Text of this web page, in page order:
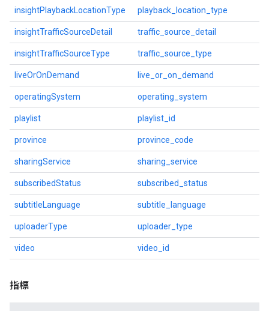
insightPlaybackLocationType playback_location_type
insightTrafficSourceDetail traffic_source_detail
insightTrafficSourceType traffic_source_type
liveOrOnDemand live_or_on_demand
operatingSystem operating_system
playlist playlist_id
province province_code
sharingService sharing_service
subscribedStatus subscribed_status
subtitleLanguage subtitle_language
uploaderType uploader_type
video video_id
指標